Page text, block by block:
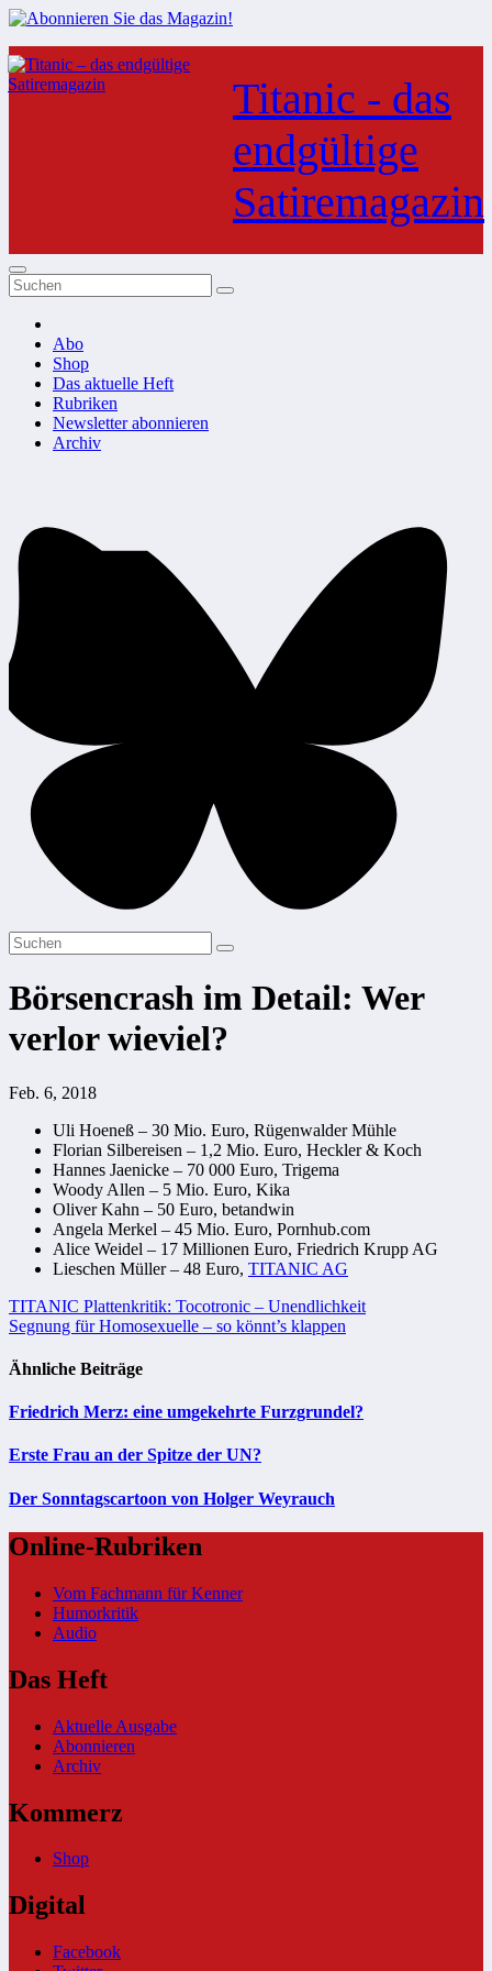
Zum
Inhalt
springen
Titanic - das
endgültige
Satiremagazin
Abo
Shop
Das aktuelle Heft
Rubriken
Newsletter abonnieren
Archiv
Börsencrash im Detail: Wer
verlor wieviel?
Feb. 6, 2018
Uli Hoeneß – 30 Mio. Euro, Rügenwalder Mühle
Florian Silbereisen – 1,2 Mio. Euro, Heckler & Koch
Hannes Jaenicke – 70 000 Euro, Trigema
Woody Allen – 5 Mio. Euro, Kika
Oliver Kahn – 50 Euro, betandwin
Angela Merkel – 45 Mio. Euro, Pornhub.com
Alice Weidel – 17 Millionen Euro, Friedrich Krupp AG
Lieschen Müller – 48 Euro, TITANIC AG
Beitragsnavigation
TITANIC Plattenkritik: Tocotronic – Unendlichkeit
Segnung für Homosexuelle – so könnt’s klappen
Ähnliche Beiträge
Friedrich Merz: eine umgekehrte Furzgrundel?
Erste Frau an der Spitze der UN?
Der Sonntagscartoon von Holger Weyrauch
Online-Rubriken
Vom Fachmann für Kenner
Humorkritik
Audio
Das Heft
Aktuelle Ausgabe
Abonnieren
Archiv
Kommerz
Shop
Digital
Facebook